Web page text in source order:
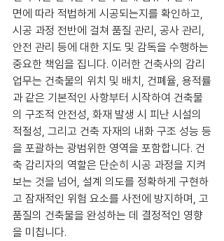
면에 따라 적법하게 시공되는지를 확인하고,
시공 과정 전반에 걸쳐 품질 관리, 공사 관리,
안전 관리 등에 대한 지도 및 감독을 수행하는
중요한 책임을 집니다. 이러한 건축사의 감리
업무는 건축물의 위치 및 배치, 건폐율, 용적률
과 같은 기본적인 사항부터 시작하여 건축물
의 구조적 안전성, 화재 발생 시 피난 시설의
적절성, 그리고 건축 자재의 내화 구조 성능 등
을 포괄하는 광범위한 영역을 포함합니다. 건
축 감리자의 역할은 단순히 시공 과정을 지켜
보는 것을 넘어, 설계 의도를 정확하게 구현하
고 잠재적인 위험 요소를 사전에 방지하며, 고
품질의 건축물을 완성하는 데 결정적인 영향
을 미칩니다.